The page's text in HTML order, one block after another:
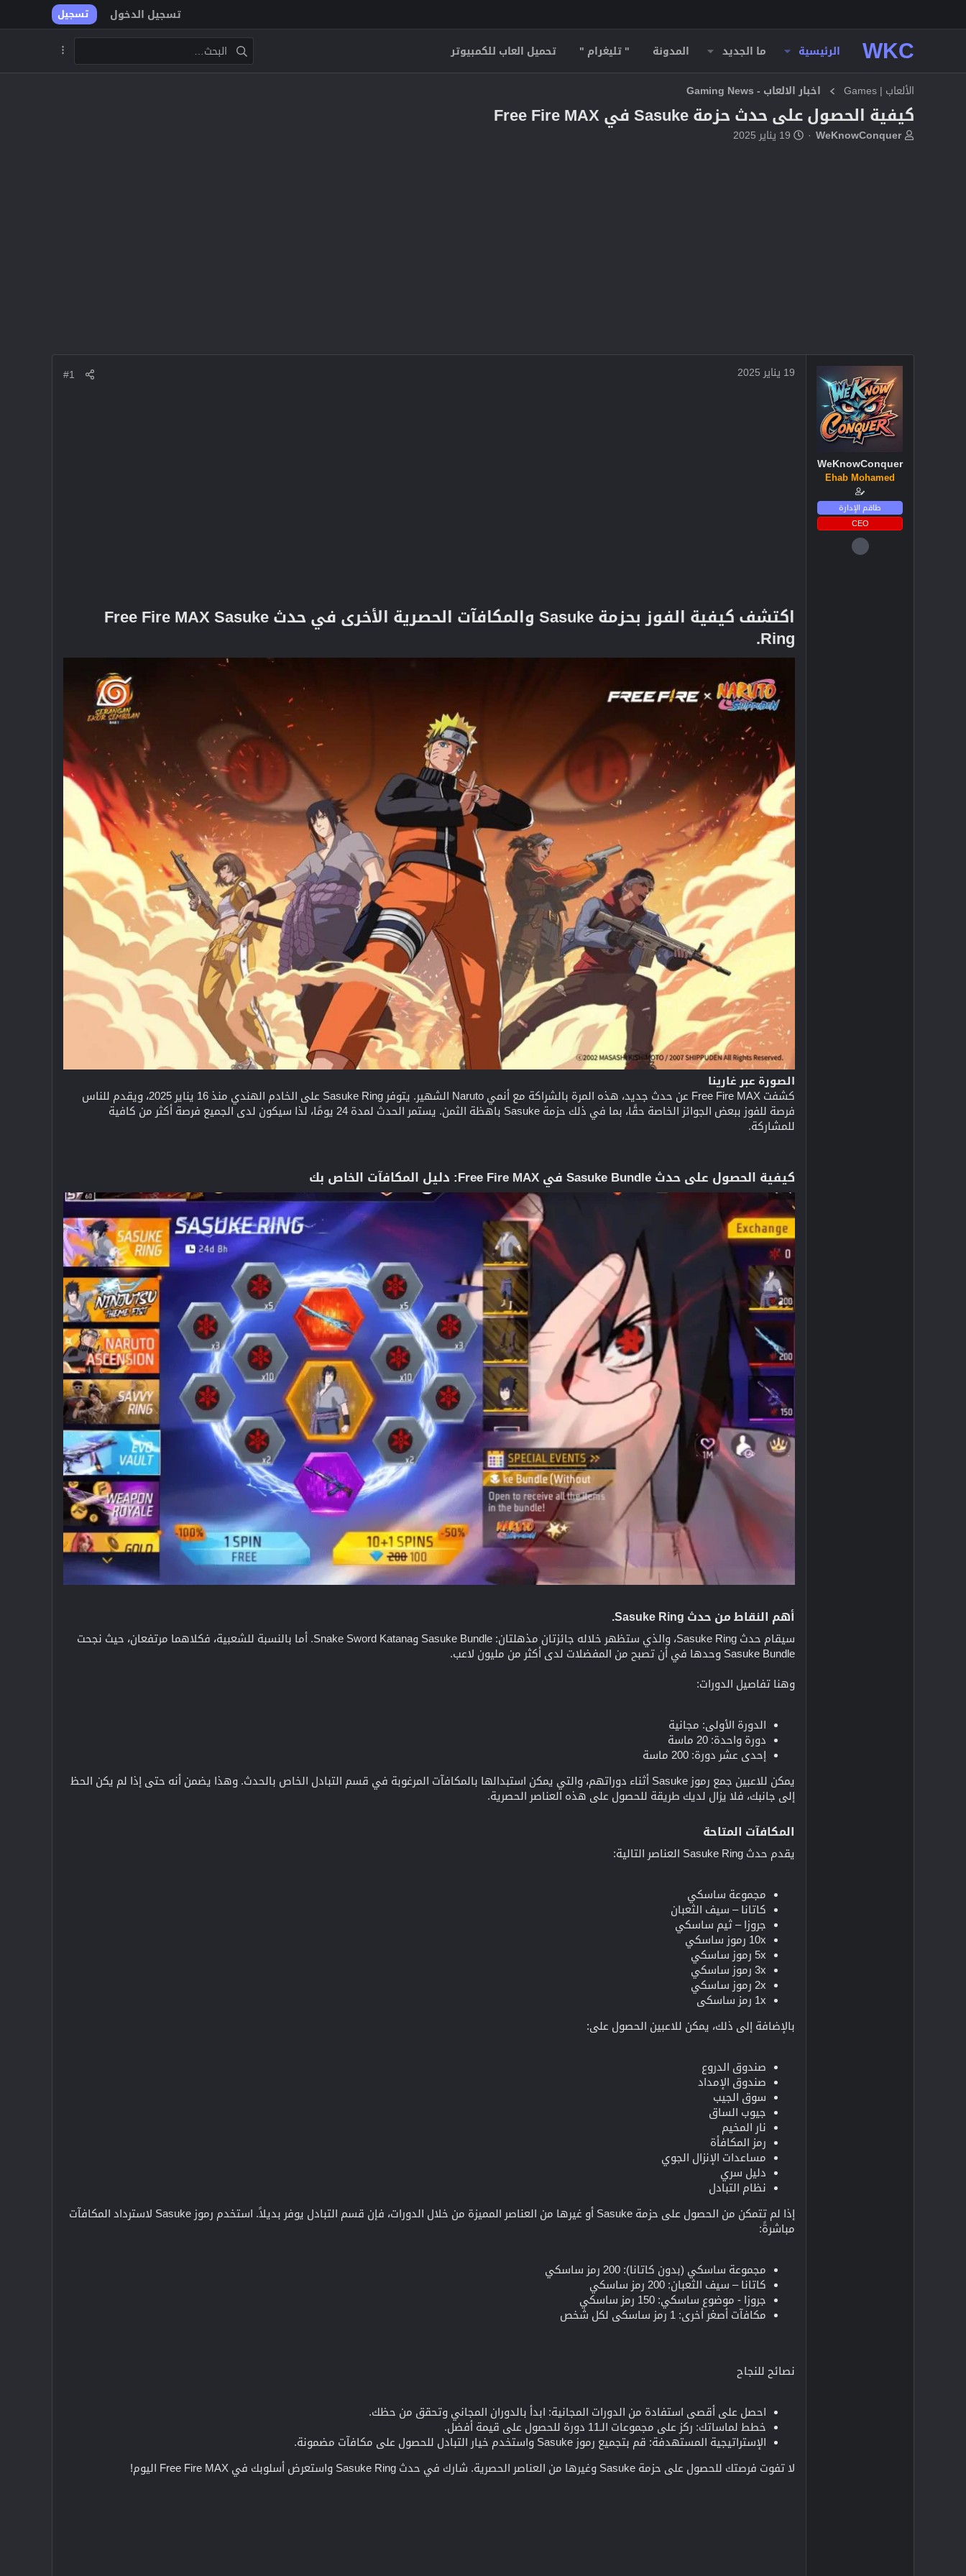
تسجيل الدخول تسجيل
WKC الرئيسية ما الجديد المدونة " تليغرام " تحميل العاب للكمبيوتر
الألعاب | Games اخبار الالعاب - Gaming News
كيفية الحصول على حدث حزمة Sasuke في Free Fire MAX
بWeKnowConquer
ت19 يناير 2025
WeKnowConquer
Ehab Mohamed
طاقم الإدارة
CEO
19 يناير 2025 #1
اكتشف كيفية الفوز بحزمة Sasuke والمكافآت الحصرية الأخرى في حدث Free Fire MAX Sasuke
Ring.​
الصورة عبر غارينا
كشفت Free Fire MAX عن حدث جديد، هذه المرة بالشراكة مع أنمي Naruto الشهير. يتوفر Sasuke Ring على الخادم الهندي منذ 16 يناير 2025، ويقدم للناس
فرصة للفوز ببعض الجوائز الخاصة حقًا، بما في ذلك حزمة Sasuke باهظة الثمن. يستمر الحدث لمدة 24 يومًا، لذا سيكون لدى الجميع فرصة أكثر من كافية
للمشاركة.
كيفية الحصول على حدث Sasuke Bundle في Free Fire MAX: دليل المكافآت الخاص بك​
أهم النقاط من حدث Sasuke Ring.​
سيقام حدث Sasuke Ring، والذي ستظهر خلاله جائزتان مذهلتان: Sasuke Bundle وSnake Sword Katana. أما بالنسبة للشعبية، فكلاهما مرتفعان، حيث نجحت
Sasuke Bundle وحدها في أن تصبح من المفضلات لدى أكثر من مليون لاعب.
وهنا تفاصيل الدورات:
الدورة الأولى: مجانية
دورة واحدة: 20 ماسة
إحدى عشر دورة: 200 ماسة
يمكن للاعبين جمع رموز Sasuke أثناء دوراتهم، والتي يمكن استبدالها بالمكافآت المرغوبة في قسم التبادل الخاص بالحدث. وهذا يضمن أنه حتى إذا لم يكن الحظ
إلى جانبك، فلا يزال لديك طريقة للحصول على هذه العناصر الحصرية.
المكافآت المتاحة​
يقدم حدث Sasuke Ring العناصر التالية:
مجموعة ساسكي
كاتانا – سيف الثعبان
جروزا – ثيم ساسكي
10x رموز ساسكي
5x رموز ساسكي
3x رموز ساسكي
2x رموز ساسكي
1x رمز ساسكي
بالإضافة إلى ذلك، يمكن للاعبين الحصول على:
صندوق الدروع
صندوق الإمداد
سوق الجيب
جيوب الساق
نار المخيم
رمز المكافأة
مساعدات الإنزال الجوي
دليل سري
نظام التبادل
إذا لم تتمكن من الحصول على حزمة Sasuke أو غيرها من العناصر المميزة من خلال الدورات، فإن قسم التبادل يوفر بديلاً. استخدم رموز Sasuke لاسترداد المكافآت
مباشرةً:
مجموعة ساسكي (بدون كاتانا): 200 رمز ساسكي
كاتانا – سيف الثعبان: 200 رمز ساسكي
جروزا - موضوع ساسكي: 150 رمز ساسكي
مكافآت أصغر أخرى: 1 رمز ساسكي لكل شخص
نصائح للنجاح
احصل على أقصى استفادة من الدورات المجانية: ابدأ بالدوران المجاني وتحقق من حظك.
خطط لماساتك: ركز على مجموعات الـ11 دورة للحصول على قيمة أفضل.
الإستراتيجية المستهدفة: قم بتجميع رموز Sasuke واستخدم خيار التبادل للحصول على مكافآت مضمونة.
لا تفوت فرصتك للحصول على حزمة Sasuke وغيرها من العناصر الحصرية. شارك في حدث Sasuke Ring واستعرض أسلوبك في Free Fire MAX اليوم!